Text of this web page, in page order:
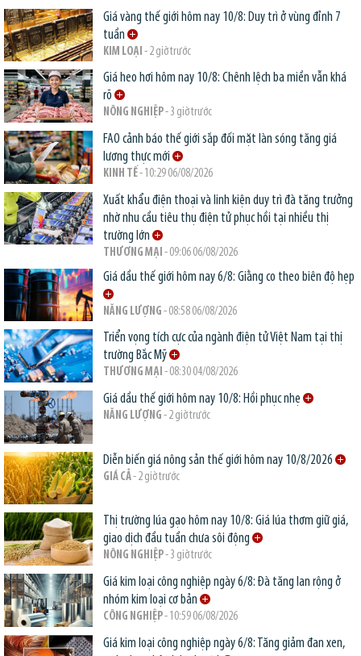
Giá vàng thế giới hôm nay 10/8: Duy trì ở vùng đỉnh 7
tuần
KIM LOẠI - 2 giờ trước
Giá heo hơi hôm nay 10/8: Chênh lệch ba miền vẫn khá
rõ
NÔNG NGHIỆP- 3 giờ trước
FAO cảnh báo thế giới sắp đối mặt làn sóng tăng giá
lương thực mới
KINH TẾ- 10:29 06/08/2026
Xuất khẩu điện thoại và linh kiện duy trì đà tăng trưởng
nhờ nhu cầu tiêu thụ điện tử phục hồi tại nhiều thị
trường lớn
THƯƠNG MẠI - 09:06 06/08/2026
Giá dầu thế giới hôm nay 6/8: Giằng co theo biên độ hẹp
NĂNG LƯỢNG - 08:58 06/08/2026
Triển vọng tích cực của ngành điện tử Việt Nam tại thị
trường Bắc Mỹ
THƯƠNG MẠI - 08:30 04/08/2026
Giá dầu thế giới hôm nay 10/8: Hồi phục nhẹ
NĂNG LƯỢNG - 2 giờ trước
Diễn biến giá nông sản thế giới hôm nay 10/8/2026
GIÁ CẢ- 2 giờ trước
Thị trường lúa gạo hôm nay 10/8: Giá lúa thơm giữ giá,
giao dịch đầu tuần chưa sôi động
NÔNG NGHIỆP- 3 giờ trước
Giá kim loại công nghiệp ngày 6/8: Đà tăng lan rộng ở
nhóm kim loại cơ bản
CÔNG NGHIỆP- 10:59 06/08/2026
Giá kim loại công nghiệp ngày 6/8: Tăng giảm đan xen,